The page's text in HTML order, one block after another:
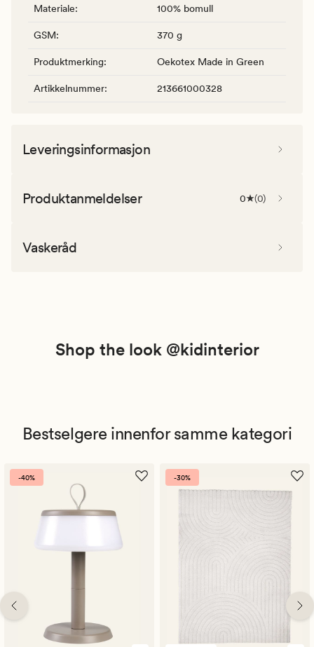
Materiale: 100% bomull
GSM: 370 g
Produktmerking: Oekotex Made in Green
Artikkelnummer: 213661000328
Leveringsinformasjon
Produktanmeldelser 0 (0)
Vaskeråd
Shop the look @kidinterior
Bestselgere innenfor samme kategori
-40% -30%